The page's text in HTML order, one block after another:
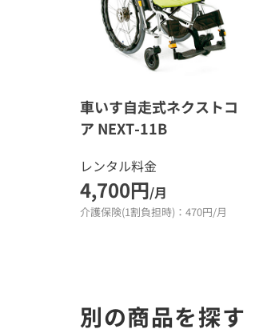
車いす自走式ネクストコ
ア NEXT-11B
レンタル料金
4,700円/月
介護保険(1割負担時)：470円/月
別の商品を探す